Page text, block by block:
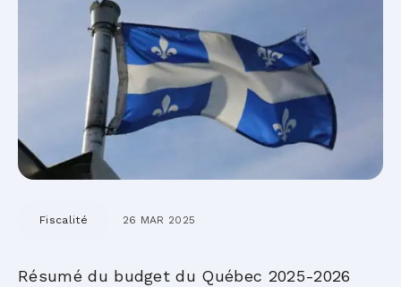
Fiscalité 26 MAR 2025
Résumé du budget du Québec 2025-2026